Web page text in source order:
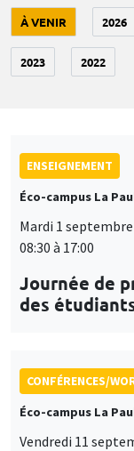
À VENIR 2026
2023 2022
ENSEIGNEMENT
Éco-campus La
Mardi 1 septembre
08:30 à 17:00
Journée de
des
CONFÉRENCES/
Éco-campus La
Vendredi 11